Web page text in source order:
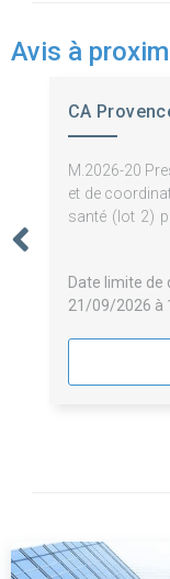
Avis à
CA
M.2026-20
et de
santé (lot 2)
Date limite de
21/09/2026 à